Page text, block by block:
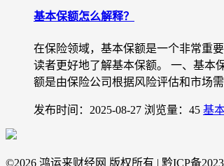
基本保额怎么解释？
在保险领域，基本保额是一个非常重
读者更好地了解基本保额。 一、基本
额是由保险公司根据风险评估和市场
发布时间：2025-08-27 浏览量：45 基
©2026 鸿运来财经网 版权所有 | 黔ICP备